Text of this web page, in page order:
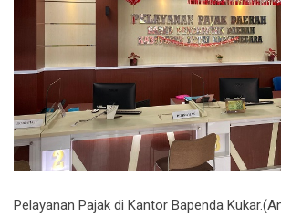
Pelayanan Pajak di Kantor Bapenda